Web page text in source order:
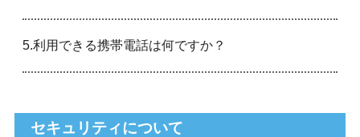
5.利用できる携帯電話は何ですか？
セキュリティについて